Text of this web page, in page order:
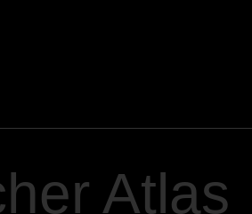
Atlas